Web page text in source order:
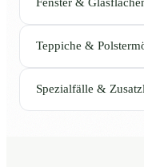
Fenster &
Teppiche &
Spezialfälle &